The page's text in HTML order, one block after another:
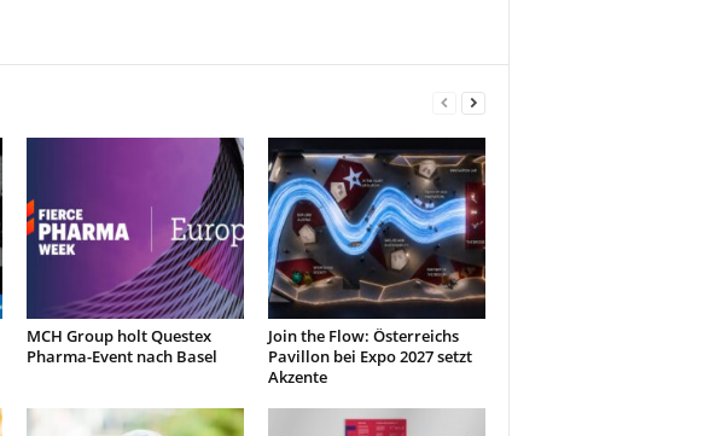
MCH Group holt Questex
Pharma-Event nach Basel
Join the Flow: Österreichs
Pavillon bei Expo 2027 setzt
Akzente